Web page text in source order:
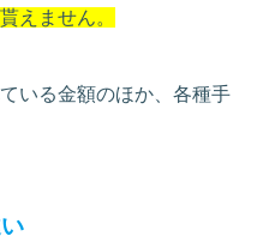
えません。
いる金額のほか、各種手